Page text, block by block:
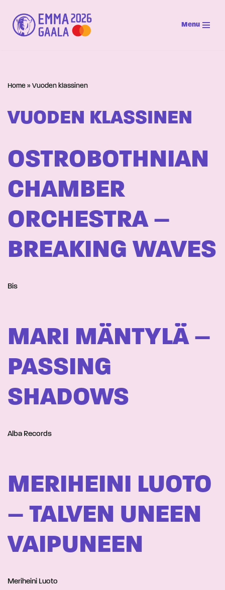
Siirry
suoraan
Menu
Home » Vuoden klassinen
VUODEN KLASSINEN
OSTROBOTHNIAN
CHAMBER
ORCHESTRA –
BREAKING WAVES
Bis
MARI MÄNTYLÄ –
PASSING
SHADOWS
Alba Records
MERIHEINI LUOTO
– TALVEN UNEEN
VAIPUNEEN
Meriheini Luoto